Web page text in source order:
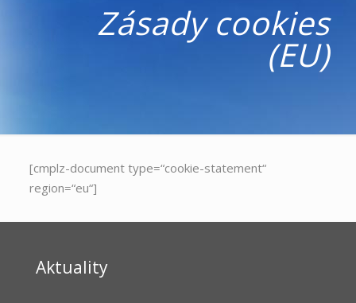
Zásady cookies
(EU)
[cmplz-document type=“cookie-statement“
region=“eu“]
Aktuality